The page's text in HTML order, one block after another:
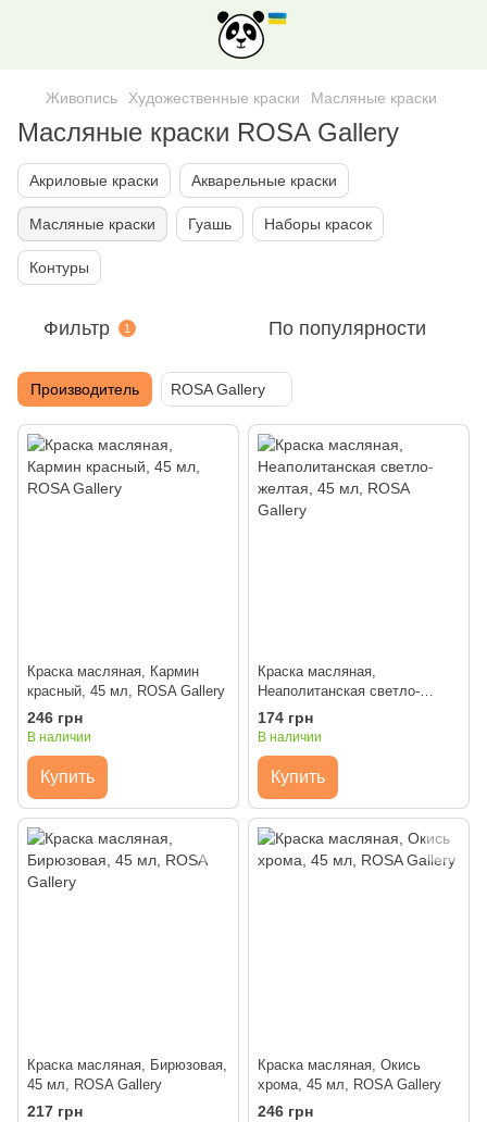
Живопись Художественные краски Масляные краски
Масляные краски ROSA Gallery
Акриловые краски Акварельные краски
Масляные краски Гуашь Наборы красок
Контуры
Фильтр 1 По популярности
Производитель ROSA Gallery
Краска масляная, Кармин
красный, 45 мл, ROSA Gallery
246 грн
В наличии
Купить
Краска масляная,
Неаполитанская светло-
желтая, 45 мл, ROSA Gallery
174 грн
В наличии
Купить
Краска масляная, Бирюзовая,
45 мл, ROSA Gallery
217 грн
Краска масляная, Окись
хрома, 45 мл, ROSA Gallery
246 грн